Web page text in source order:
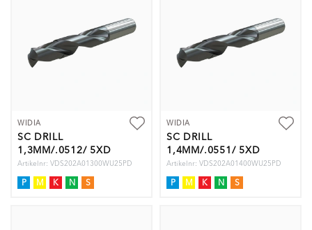
WIDIA
SC DRILL
1,3MM/.0512/ 5XD
Artikelnr: VDS202A01300WU25PD
P M K N S
WIDIA
SC DRILL
1,4MM/.0551/ 5XD
Artikelnr: VDS202A01400WU25PD
P M K N S